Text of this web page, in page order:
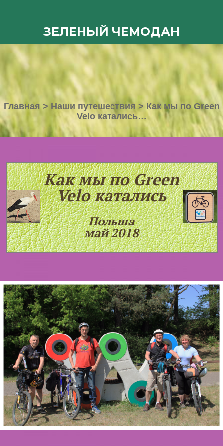
ЗЕЛЕНЫЙ ЧЕМОДАН
Главная> Наши путешествия > Как мы по Green
Velo катались…
Как мы по Green
Velo катались
Польша
май 2018